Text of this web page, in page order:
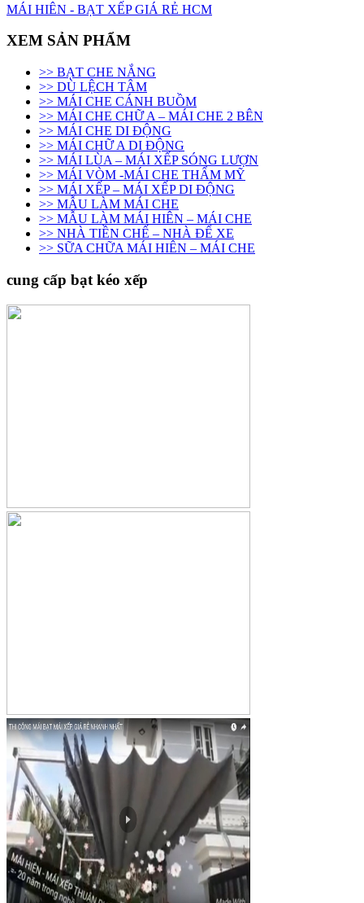
MÁI HIÊN - BẠT XẾP GIÁ RẺ HCM
XEM SẢN PHẨM
>> BẠT CHE NẮNG
>> DÙ LỆCH TÂM
>> MÁI CHE CÁNH BUỒM
>> MÁI CHE CHỮ A – MÁI CHE 2 BÊN
>> MÁI CHE DI ĐỘNG
>> MÁI CHỮ A DI ĐỘNG
>> MÁI LÙA – MÁI XẾP SÓNG LƯỢN
>> MÁI VÒM -MÁI CHE THẨM MỸ
>> MÁI XẾP – MÁI XẾP DI ĐỘNG
>> MẪU LÀM MÁI CHE
>> MẪU LÀM MÁI HIÊN – MÁI CHE
>> NHÀ TIỀN CHẾ – NHÀ ĐỂ XE
>> SỮA CHỮA MÁI HIÊN – MÁI CHE
cung cấp bạt kéo xếp